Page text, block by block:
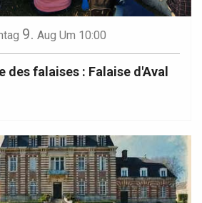
9. Aug Um 10:00
des falaises : Falaise d'Aval